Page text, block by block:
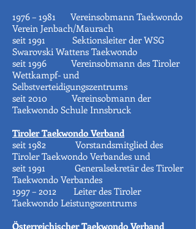
1976 – 1981 Vereinsobmann Taekwondo
Verein Jenbach/Maurach
seit 1991 Sektionsleiter der WSG
Swarovski Wattens Taekwondo
seit 1996 Vereinsobmann des Tiroler
Wettkampf- und
Selbstverteidigungszentrums
seit 2010 Vereinsobmann der
Taekwondo Schule Innsbruck
Tiroler Taekwondo Verband
seit 1982 Vorstandsmitglied des
Tiroler Taekwondo Verbandes und
seit 1991 Generalsekretär des Tiroler
Taekwondo Verbandes
1997 – 2012 Leiter des Tiroler
Taekwondo Leistungszentrums
Österreichischer Taekwondo Verband